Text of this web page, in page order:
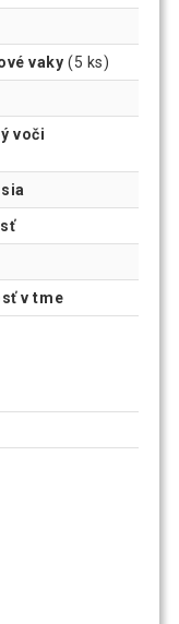
vaky (5 ks)
voči
v tme